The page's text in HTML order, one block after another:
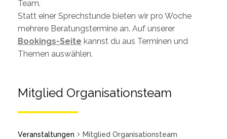
Team.
Statt einer Sprechstunde bieten wir pro Woche
mehrere Beratungstermine an. Auf unserer
Bookings-Seite kannst du aus Terminen und
Themen auswählen.
Mitglied Organisationsteam
Veranstaltungen Mitglied Organisationsteam